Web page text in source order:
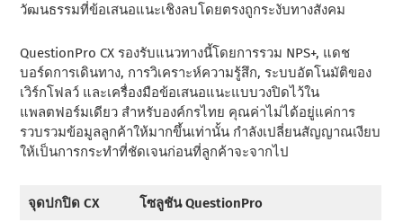
วัฒนธรรมที่ข้อเสนอแนะเชิงลบโดยตรงถูกระงับทางสังคม
QuestionPro CX รองรับแนวทางนี้โดยการรวม NPS+, แดช
บอร์ดการเดินทาง, การวิเคราะห์ความรู้สึก, ระบบอัตโนมัติของ
เวิร์กโฟลว์ และเครื่องมือข้อเสนอแนะแบบวงปิดไว้ใน
แพลตฟอร์มเดียว สําหรับองค์กรไทย คุณค่าไม่ได้อยู่แค่การ
รวบรวมข้อมูลลูกค้าให้มากขึ้นเท่านั้น กําลังเปลี่ยนสัญญาณเงียบ
ให้เป็นการกระทําที่ชัดเจนก่อนที่ลูกค้าจะจากไป
จุดปกปิด CX โซลูชัน QuestionPro